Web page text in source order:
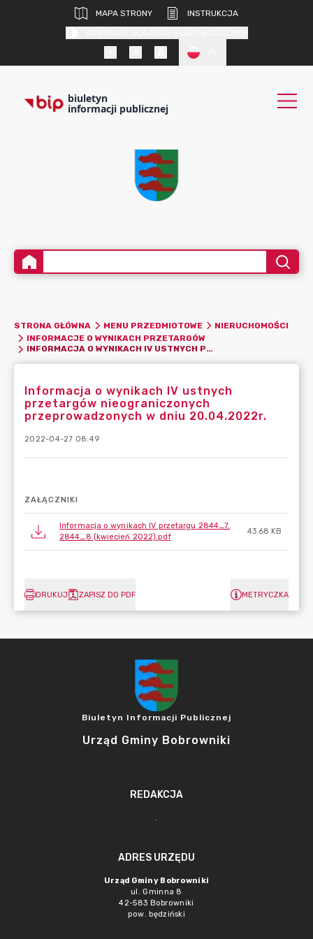
MAPA STRONY
INSTRUKCJA
biuletyn
informacji publicznej
STRONA GŁÓWNA MENU PRZEDMIOTOWE
NIERUCHOMOŚCI
INFORMACJE O WYNIKACH PRZETARGÓW
INFORMACJA O WYNIKACH IV USTNYCH PRZETARGÓW NIEOGRANICZONYCH PRZEPROWADZONYCH W DNIU 20.04.2022R.
Informacja o wynikach IV ustnych
przetargów nieograniczonych
przeprowadzonych w dniu 20.04.2022r.
2022-04-27 08:49
ZAŁĄCZNIKI
Informacja o wynikach IV przetargu 2844_7,
2844_8 (kwiecień 2022).pdf
43.68 KB
DRUKUJ ZAPISZ DO PDF METRYCZKA
Biuletyn Informacji Publicznej
Urząd Gminy Bobrowniki
REDAKCJA
.
ADRES URZĘDU
Urząd Gminy Bobrowniki
ul. Gminna 8
42-583 Bobrowniki
pow. będziński